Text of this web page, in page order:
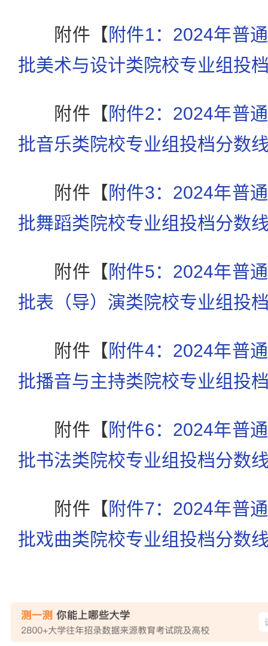
附件【 附件1：2024年普
批美术与设计类院校专业组投
附件【 附件2：2024年普
批音乐类院校专业组投档分数
附件【 附件3：2024年普
批舞蹈类院校专业组投档分数
附件【 附件5：2024年普
批表（导）演类院校专业组投
附件【 附件4：2024年普
批播音与主持类院校专业组投
附件【 附件6：2024年普
批书法类院校专业组投档分数
附件【 附件7：2024年普
批戏曲类院校专业组投档分数